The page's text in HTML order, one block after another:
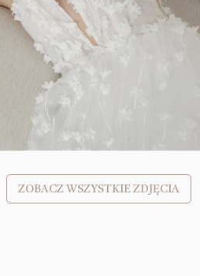
ZOBACZ WSZYSTKIE ZDJĘCIA